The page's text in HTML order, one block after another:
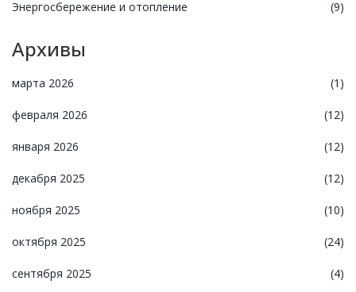
Энергосбережение и отопление (9)
Архивы
марта 2026 (1)
февраля 2026 (12)
января 2026 (12)
декабря 2025 (12)
ноября 2025 (10)
октября 2025 (24)
сентября 2025 (4)